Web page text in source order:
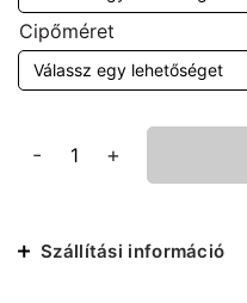
Cipőméret
-
Férfi
+
Szállítási információ